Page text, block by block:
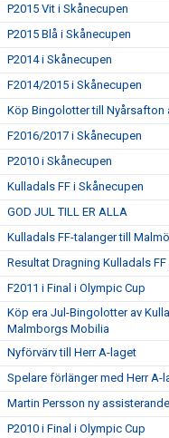
P2015 Vit i Skånecupen
P2015 Blå i Skånecupen
P2014 i Skånecupen
F2014/2015 i Skånecupen
Köp Bingolotter till Nyårsafton
F2016/2017 i Skånecupen
P2010 i Skånecupen
Kulladals FF i Skånecupen
GOD JUL TILL ER ALLA
Kulladals FF-talanger till
Resultat Dragning Kulladals
F2011 i Final i Olympic Cup
Köp era Jul-Bingolotter av
Malmborgs Mobilia
Nyförvärv till Herr A-laget
Spelare förlänger med Herr A-
Martin Persson ny
P2010 i Final i Olympic Cup